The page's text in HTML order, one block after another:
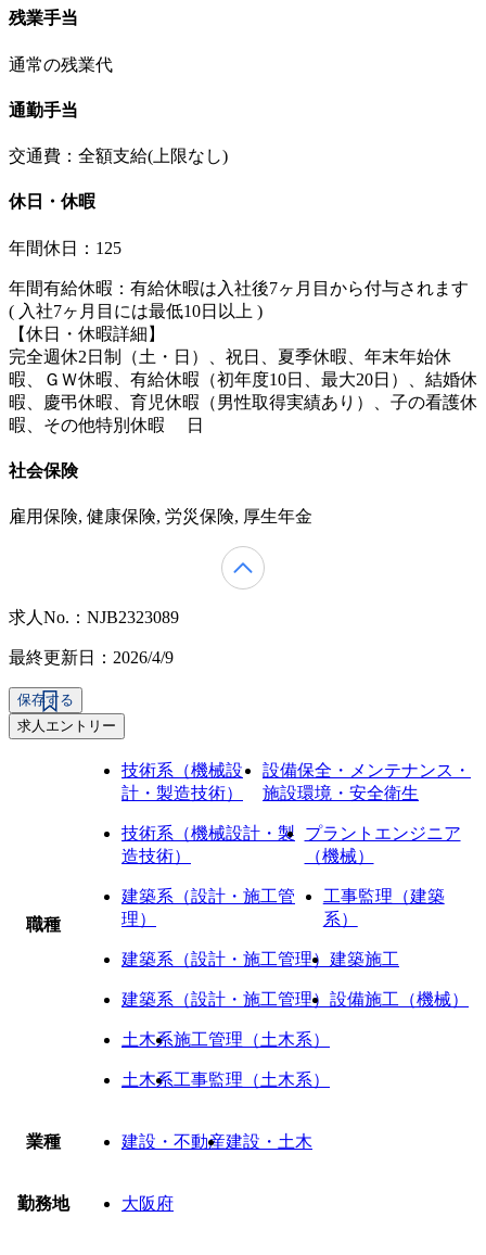
残業手当
通常の残業代
通勤手当
交通費：全額支給(上限なし)
休日・休暇
年間休日：125
年間有給休暇：有給休暇は入社後7ヶ月目から付与されます
( 入社7ヶ月目には最低10日以上 )
【休日・休暇詳細】
完全週休2日制（土・日）、祝日、夏季休暇、年末年始休
暇、ＧＷ休暇、有給休暇（初年度10日、最大20日）、結婚休
暇、慶弔休暇、育児休暇（男性取得実績あり）、子の看護休
暇、その他特別休暇 日
社会保険
雇用保険, 健康保険, 労災保険, 厚生年金
求人No.：NJB2323089
最終更新日：2026/4/9
保存する
求人エントリー
職種
技術系（機械設
計・製造技術）
設備保全・メンテナンス・
施設環境・安全衛生
技術系（機械設計・製
造技術）
プラントエンジニア
（機械）
建築系（設計・施工管
理）
工事監理（建築
系）
建築系（設計・施工管理） 建築施工
建築系（設計・施工管理） 設備施工（機械）
土木系施工管理（土木系）
土木系工事監理（土木系）
業種 建設・不動産建設・土木
勤務地 大阪府